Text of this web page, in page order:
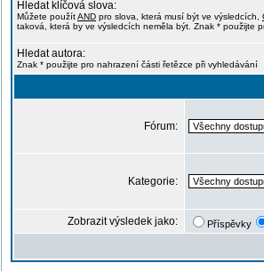
Hledat klíčová slova:
Můžete použítAND pro slova, která musí být ve výsledcích,
taková, která by ve výsledcích neměla být. Znak * použijte
Hledat autora:
Znak * použijte pro nahrazení části řetězce při vyhledávání
Fórum:
Kategorie:
Zobrazit výsledek jako: Příspěvky